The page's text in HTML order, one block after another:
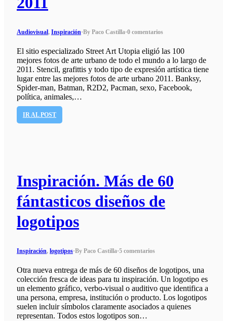
Audiovisual, Inspiración·By Paco Castilla·0 comentarios
El sitio especializado Street Art Utopia eligió las 100
mejores fotos de arte urbano de todo el mundo a lo largo de
2011. Stencil, grafittis y todo tipo de expresión artística tiene
lugar entre las mejores fotos de arte urbano 2011. Banksy,
Spider-man, Batman, R2D2, Pacman, sexo, Facebook,
política, animales,…
IR AL POST
Inspiración. Más de 60
fántasticos diseños de
logotipos
Inspiración, logotipos·By Paco Castilla·5 comentarios
Otra nueva entrega de más de 60 diseños de logotipos, una
colección fresca de ideas para tu inspiración. Un logotipo es
un elemento gráfico, verbo-visual o auditivo que identifica a
una persona, empresa, institución o producto. Los logotipos
suelen incluir símbolos claramente asociados a quienes
representan. Todos estos logotipos son…